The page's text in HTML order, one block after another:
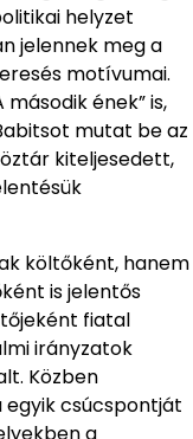
helyzet
jelennek meg a
motívumai.
ének” is,
mutat be az
kiteljesedett,
költőként, hanem
is jelentős
fiatal
irányzatok
Közben
csúcspontját
a